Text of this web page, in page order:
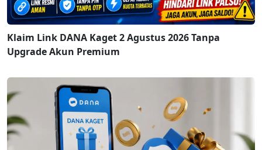
Klaim Link DANA Kaget 2 Agustus 2026 Tanpa
Upgrade Akun Premium